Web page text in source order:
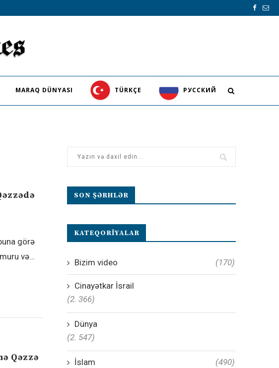
MARAQ DÜNYASI TÜRKÇE PУССКИЙ
görə
və…
Qəzzə
SON ŞƏRHLƏR
KATEQORIYALAR
Bizim video (170)
Cinayətkar İsrail
(2. 366)
Dünya
(2. 547)
İslam (490)